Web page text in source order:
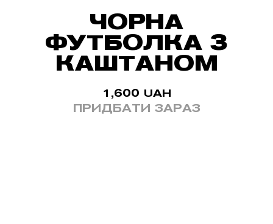
ЧОРНА
ФУТБОЛКА З
КАШТАНОМ
1,600 UAH
ПРИДБАТИ ЗАРАЗ